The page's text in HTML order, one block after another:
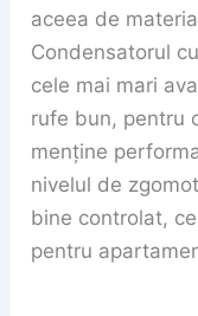
aceea de
Condensatorul
cele mai mari
rufe bun, pentru
menține
nivelul de
bine controlat,
pentru